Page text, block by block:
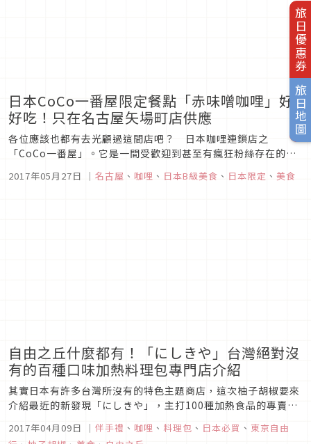
旅日優惠券
旅日地圖
日本CoCo一番屋限定餐點「赤味噌咖哩」好
好吃！只在名古屋矢場町店供應
各位應該也都有去光顧過這間店吧？ 日本咖哩連鎖店之
「CoCo一番屋」。它是一間受歡迎到甚至有瘋狂粉絲存在的人
氣咖哩店。被簡稱為「CoCo壱」，受到大家的愛戴。CoCo壱
裡存在有店鋪限定餐點這種東西。而這之中特別有人氣的，是名
2017年05月27日 ｜ 名古屋 、 咖哩 、 日本B級美食 、 日本限定 、 美食
自由之丘什麼都有！「にしきや」台灣絕對沒
有的百種口味加熱料理包專門店介紹
其實日本有許多台灣所沒有的特色主題商店，這次柚子胡椒要來
介紹最近的新發現「にしきや」，主打100種加熱食品的專賣
格，仔細一看門口擺放許多加熱食品，走到店內保證會嚇一跳
2017年04月09日 ｜ 伴手禮 、 咖哩 、 料理包 、 日本必買 、 東京自由